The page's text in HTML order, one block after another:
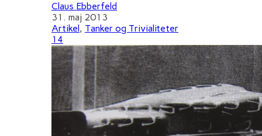
Claus Ebberfeld
31. maj 2013
Artikel , Tanker og Trivialiteter
14